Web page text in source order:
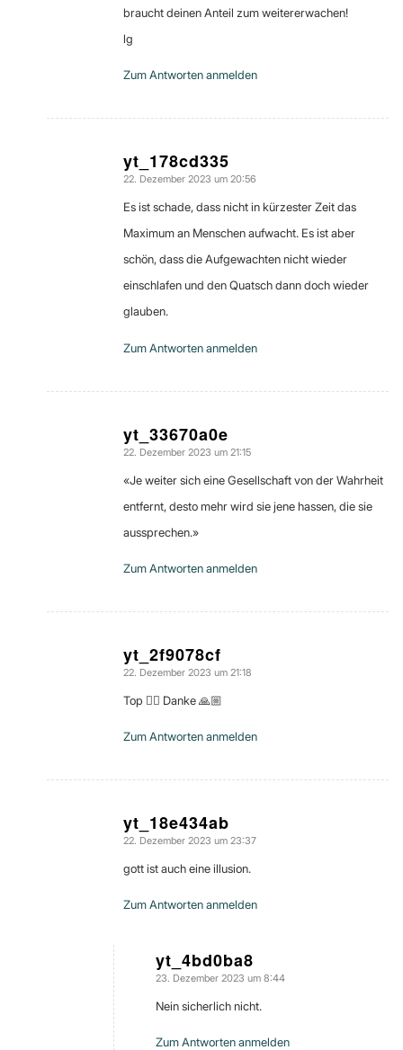
braucht deinen Anteil zum weitererwachen!
lg
Zum Antworten anmelden
yt_178cd335
sagte:
22. Dezember 2023 um 20:56
Es ist schade, dass nicht in kürzester Zeit das
Maximum an Menschen aufwacht. Es ist aber
schön, dass die Aufgewachten nicht wieder
einschlafen und den Quatsch dann doch wieder
glauben.
Zum Antworten anmelden
yt_33670a0e
sagte:
22. Dezember 2023 um 21:15
«Je weiter sich eine Gesellschaft von der Wahrheit
entfernt, desto mehr wird sie jene hassen, die sie
aussprechen.»
Zum Antworten anmelden
yt_2f9078cf
sagte:
22. Dezember 2023 um 21:18
Top 👍🏼 Danke 🙏🏼
Zum Antworten anmelden
yt_18e434ab
sagte:
22. Dezember 2023 um 23:37
gott ist auch eine illusion.
Zum Antworten anmelden
yt_4bd0ba8
sagte:
23. Dezember 2023 um 8:44
Nein sicherlich nicht.
Zum Antworten anmelden